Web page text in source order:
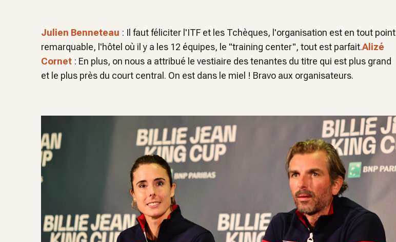
Julien Benneteau : Il faut féliciter l'ITF et les Tchèques, l'organisation est en tout point
remarquable, l'hôtel où il y a les 12 équipes, le "training center", tout est parfait.Alizé
Cornet : En plus, on nous a attribué le vestiaire des tenantes du titre qui est plus grand
et le plus près du court central. On est dans le miel ! Bravo aux organisateurs.